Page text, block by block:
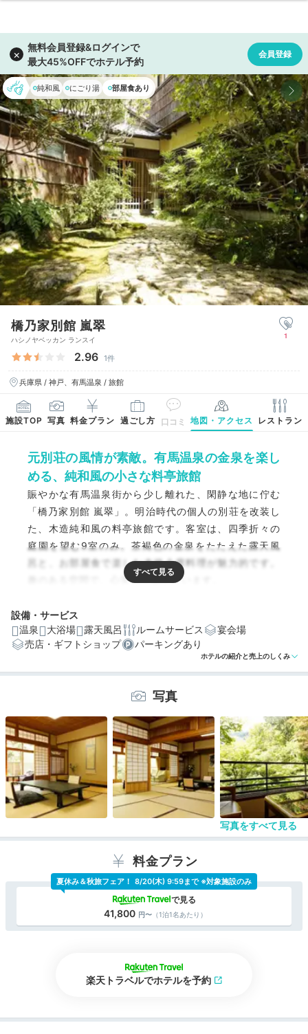
純和風 にごり湯 部屋食あり
橋乃家別館 嵐翠
ハシノヤベッカン ランスイ
2.96 1件
兵庫県 / 神戸、有馬温泉 / 旅館
1
施設TOP 写真 料金プラン 過ごし方 口コミ 地図・アクセス レストラン
元別荘の風情が素敵。有馬温泉の金泉を楽し
める、純和風の小さな料亭旅館
賑やかな有馬温泉街から少し離れた、閑静な地に佇む
「橋乃家別館 嵐翠」。明治時代の個人の別荘を改装し
た、木造純和風の料亭旅館です。客室は、四季折々の
庭園を望む9室のみ。茶褐色の金泉をたたえた露天風
呂と、お部屋食で楽しむ本格会席料理が魅力的です。
趣のある空間で、心安らぐ旅が叶います。
編集部おすすめの３つのポイント
茶褐色のにごり湯”金泉”を楽しめる露天風呂
朝夕ともにお部屋で味わえる、丁寧に作られた和食
設備・サービス
温泉
大浴場 露天風呂 ルームサービス
宴会場
売店・ギフトショップ
パーキングあり
ホテルの紹介と売上のしくみ
写真
写真をすべて見る
料金プラン
41,800 （1泊1名あたり）
夏休み＆秋旅フェア！ 8/20(木) 9:59まで ※対象施設のみ
楽天トラベルでホテルを予約